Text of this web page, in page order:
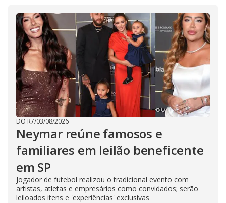
DO R7/03/08/2026
Neymar reúne famosos e
familiares em leilão beneficente
em SP
Jogador de futebol realizou o tradicional evento com
artistas, atletas e empresários como convidados; serão
leiloados itens e 'experiências' exclusivas